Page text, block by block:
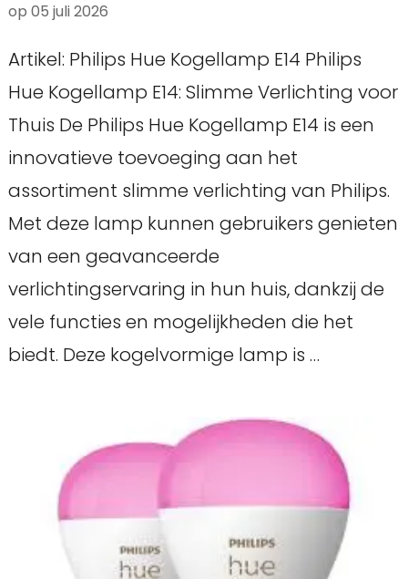
op 05 juli 2026
Artikel: Philips Hue Kogellamp E14 Philips
Hue Kogellamp E14: Slimme Verlichting voor
Thuis De Philips Hue Kogellamp E14 is een
innovatieve toevoeging aan het
assortiment slimme verlichting van Philips.
Met deze lamp kunnen gebruikers genieten
van een geavanceerde
verlichtingservaring in hun huis, dankzij de
vele functies en mogelijkheden die het
biedt. Deze kogelvormige lamp is …